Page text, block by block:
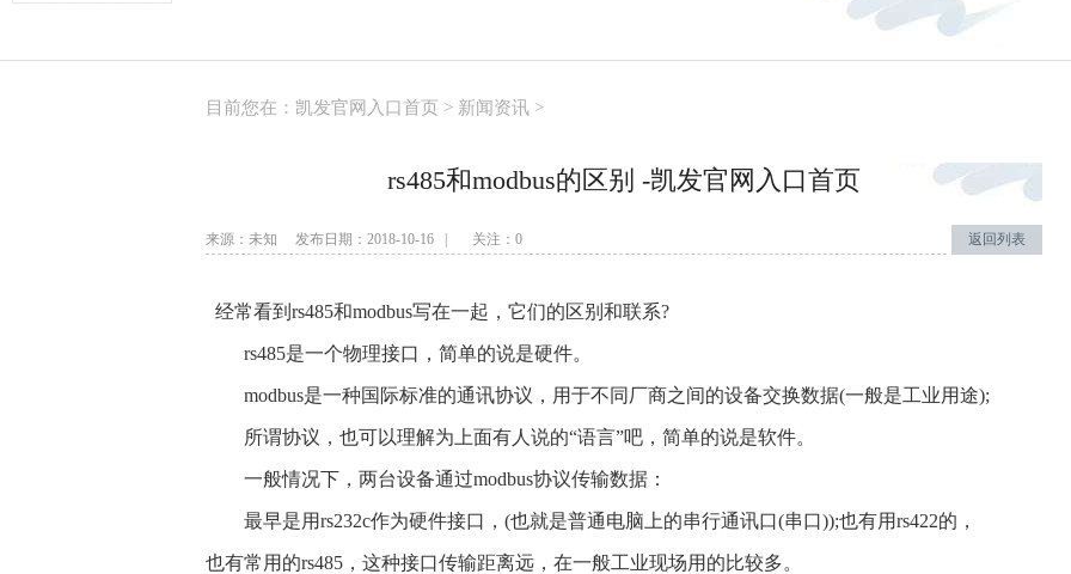
目前您在： 凯发官网入口首页 > 新闻资讯 >
rs485和modbus的区别 -凯发官网入口首页
来源：未知 发布日期：2018-10-16 | 关注： 0 返回列表
经常看到rs485和modbus写在一起，它们的区别和联系?
rs485是一个物理接口，简单的说是硬件。
modbus是一种国际标准的通讯协议，用于不同厂商之间的设备交换数据(一般是工业用途);
所谓协议，也可以理解为上面有人说的“语言”吧，简单的说是软件。
一般情况下，两台设备通过modbus协议传输数据：
最早是用rs232c作为硬件接口，(也就是普通电脑上的串行通讯口(串口));也有用rs422的，
也有常用的rs485，这种接口传输距离远，在一般工业现场用的比较多。